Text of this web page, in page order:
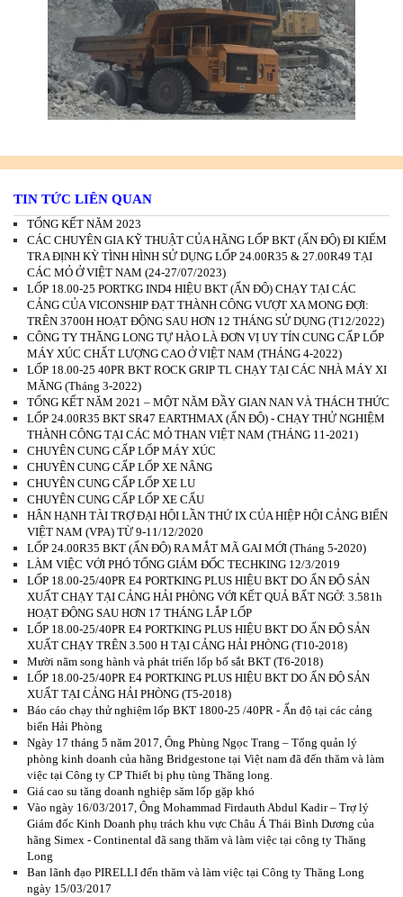
TIN TỨC LIÊN QUAN
TỔNG KẾT NĂM 2023
CÁC CHUYÊN GIA KỸ THUẬT CỦA HÃNG LỐP BKT (ẤN ĐỘ) ĐI KIỂM
TRA ĐỊNH KỲ TÌNH HÌNH SỬ DỤNG LỐP 24.00R35 & 27.00R49 TẠI
CÁC MỎ Ở VIỆT NAM (24-27/07/2023)
LỐP 18.00-25 PORTKG IND4 HIỆU BKT (ẤN ĐỘ) CHẠY TẠI CÁC
CẢNG CỦA VICONSHIP ĐẠT THÀNH CÔNG VƯỢT XA MONG ĐỢI:
TRÊN 3700H HOẠT ĐỘNG SAU HƠN 12 THÁNG SỬ DỤNG (T12/2022)
CÔNG TY THĂNG LONG TỰ HÀO LÀ ĐƠN VỊ UY TÍN CUNG CẤP LỐP
MÁY XÚC CHẤT LƯỢNG CAO Ở VIỆT NAM (THÁNG 4-2022)
LỐP 18.00-25 40PR BKT ROCK GRIP TL CHẠY TẠI CÁC NHÀ MÁY XI
MĂNG (Tháng 3-2022)
TỔNG KẾT NĂM 2021 – MỘT NĂM ĐẦY GIAN NAN VÀ THÁCH THỨC
LỐP 24.00R35 BKT SR47 EARTHMAX (ẤN ĐỘ) - CHẠY THỬ NGHIỆM
THÀNH CÔNG TẠI CÁC MỎ THAN VIỆT NAM (THÁNG 11-2021)
CHUYÊN CUNG CẤP LỐP MÁY XÚC
CHUYÊN CUNG CẤP LỐP XE NÂNG
CHUYÊN CUNG CẤP LỐP XE LU
CHUYÊN CUNG CẤP LỐP XE CẨU
HÂN HẠNH TÀI TRỢ ĐẠI HỘI LẦN THỨ IX CỦA HIỆP HỘI CẢNG BIỂN
VIỆT NAM (VPA) TỪ 9-11/12/2020
LỐP 24.00R35 BKT (ẤN ĐỘ) RA MẮT MÃ GAI MỚI (Tháng 5-2020)
LÀM VIỆC VỚI PHÓ TỔNG GIÁM ĐỐC TECHKING 12/3/2019
LỐP 18.00-25/40PR E4 PORTKING PLUS HIỆU BKT DO ẤN ĐỘ SẢN
XUẤT CHẠY TẠI CẢNG HẢI PHÒNG VỚI KẾT QUẢ BẤT NGỜ: 3.581h
HOẠT ĐỘNG SAU HƠN 17 THÁNG LẮP LỐP
LỐP 18.00-25/40PR E4 PORTKING PLUS HIỆU BKT DO ẤN ĐỘ SẢN
XUẤT CHẠY TRÊN 3.500 H TẠI CẢNG HẢI PHÒNG (T10-2018)
Mười năm song hành và phát triển lốp bố sắt BKT (T6-2018)
LỐP 18.00-25/40PR E4 PORTKING PLUS HIỆU BKT DO ẤN ĐỘ SẢN
XUẤT TẠI CẢNG HẢI PHÒNG (T5-2018)
Báo cáo chạy thử nghiệm lốp BKT 1800-25 /40PR - Ấn độ tại các cảng
biển Hải Phòng
Ngày 17 tháng 5 năm 2017, Ông Phùng Ngọc Trang – Tổng quản lý
phòng kinh doanh của hãng Bridgestone tại Việt nam đã đến thăm và làm
việc tại Công ty CP Thiết bị phụ tùng Thăng long.
Giá cao su tăng doanh nghiệp săm lốp gặp khó
Vào ngày 16/03/2017, Ông Mohammad Firdauth Abdul Kadir – Trợ lý
Giám đốc Kinh Doanh phụ trách khu vực Châu Á Thái Bình Dương của
hãng Simex - Continental đã sang thăm và làm việc tại công ty Thăng
Long
Ban lãnh đạo PIRELLI đến thăm và làm việc tại Công ty Thăng Long
ngày 15/03/2017